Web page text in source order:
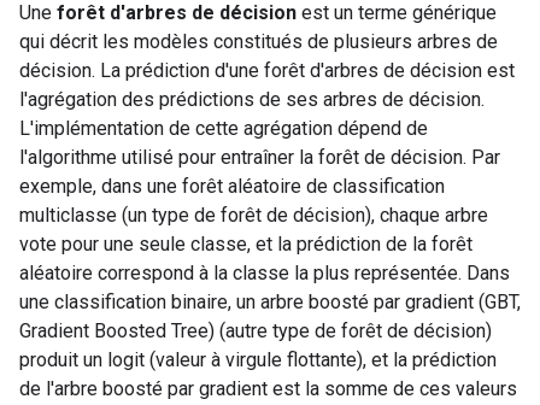
Une forêt d'arbres de décision est un terme générique
qui décrit les modèles constitués de plusieurs arbres de
décision. La prédiction d'une forêt d'arbres de décision est
l'agrégation des prédictions de ses arbres de décision.
L'implémentation de cette agrégation dépend de
l'algorithme utilisé pour entraîner la forêt de décision. Par
exemple, dans une forêt aléatoire de classification
multiclasse (un type de forêt de décision), chaque arbre
vote pour une seule classe, et la prédiction de la forêt
aléatoire correspond à la classe la plus représentée. Dans
une classification binaire, un arbre boosté par gradient (GBT,
Gradient Boosted Tree) (autre type de forêt de décision)
produit un logit (valeur à virgule flottante), et la prédiction
de l'arbre boosté par gradient est la somme de ces valeurs